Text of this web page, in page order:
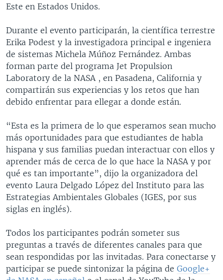
Este en Estados Unidos.
Durante el evento participarán, la científica terrestre
Erika Podest y la investigadora principal e ingeniera
de sistemas Michela Múñoz Fernández. Ambas
forman parte del programa Jet Propulsion
Laboratory de la NASA , en Pasadena, California y
compartirán sus experiencias y los retos que han
debido enfrentar para ellegar a donde están.
“Esta es la primera de lo que esperamos sean mucho
más oportunidades para que estudiantes de habla
hispana y sus familias puedan interactuar con ellos y
aprender más de cerca de lo que hace la NASA y por
qué es tan importante”, dijo la organizadora del
evento Laura Delgado López del Instituto para las
Estrategias Ambientales Globales (IGES, por sus
siglas en inglés).
Todos los participantes podrán someter sus
preguntas a través de diferentes canales para que
sean respondidas por las invitadas. Para conectarse y
participar se puede sintonizar la página de Google+